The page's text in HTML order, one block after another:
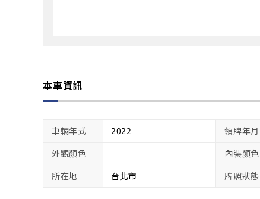
本車資訊
車輛年式 2022
領牌年月
外觀顏色
內裝顏色
所在地
台北市 牌照狀態